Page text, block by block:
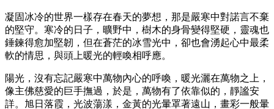
凝固冰冷的世界一樣存在春天的夢想，那是嚴寒中對諾言不棄
的堅守。寒冷的日子，曠野中，樹木的身骨變得堅硬，靈魂也
錘鍊得愈加堅韌，但在蒼茫的冰雪光中，卻也會湧起心中最柔
軟的情思，與頭上暖光的輕喚相呼應。
陽光，沒有忘記嚴寒中萬物內心的呼喚，暖光灑在萬物之上，
像主佛慈愛的巨手撫過，於是，萬物有了依靠似的，靜謐安
詳。旭日落霞，光波蕩漾，金黃的光暈罩著遠山，畫彩一般暈